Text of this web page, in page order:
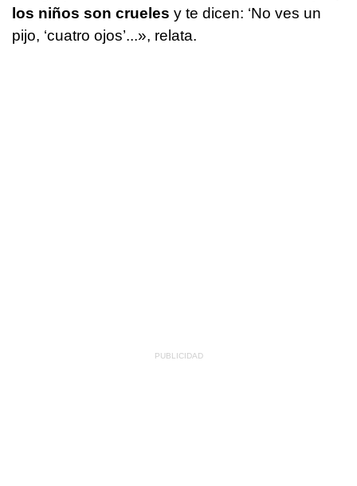
los niños son crueles y te dicen: ‘No ves un
pijo, ‘cuatro ojos’...», relata.